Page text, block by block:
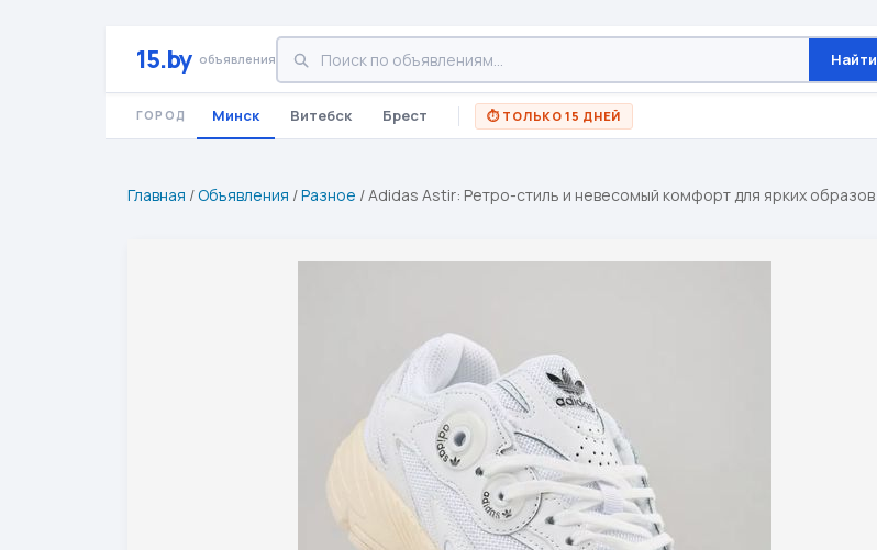
15.by объявления Найти
ГОРОД Минск Витебск Брест ⏱ ТОЛЬКО 15 ДНЕЙ
Главная /Объявления /Разное /Adidas Astir: Ретро-стиль и невесомый комфорт для ярких образов